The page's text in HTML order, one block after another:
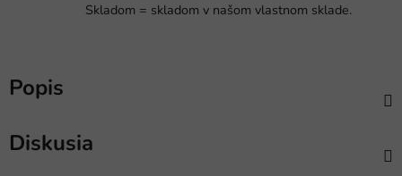
Skladom = skladom v našom vlastnom sklade.
Popis
Diskusia